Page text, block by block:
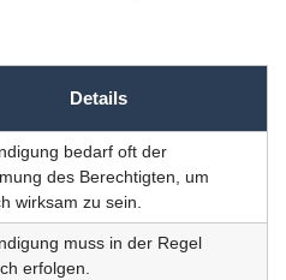
Details
bedarf oft der
des Berechtigten, um
wirksam zu sein.
muss in der Regel
erfolgen.